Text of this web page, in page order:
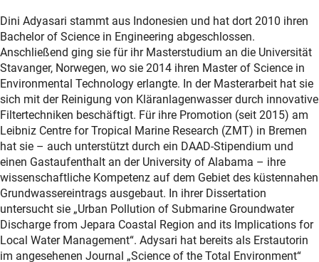
Dini Adyasari stammt aus Indonesien und hat dort 2010 ihren
Bachelor of Science in Engineering abgeschlossen.
Anschließend ging sie für ihr Masterstudium an die Universität
Stavanger, Norwegen, wo sie 2014 ihren Master of Science in
Environmental Technology erlangte. In der Masterarbeit hat sie
sich mit der Reinigung von Kläranlagenwasser durch innovative
Filtertechniken beschäftigt. Für ihre Promotion (seit 2015) am
Leibniz Centre for Tropical Marine Research (ZMT) in Bremen
hat sie – auch unterstützt durch ein DAAD-Stipendium und
einen Gastaufenthalt an der University of Alabama – ihre
wissenschaftliche Kompetenz auf dem Gebiet des küstennahen
Grundwassereintrags ausgebaut. In ihrer Dissertation
untersucht sie „Urban Pollution of Submarine Groundwater
Discharge from Jepara Coastal Region and its Implications for
Local Water Management“. Adysari hat bereits als Erstautorin
im angesehenen Journal „Science of the Total Environment“